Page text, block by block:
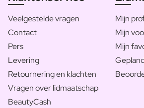
Veelgestelde vragen
Contact
Pers
Levering
Retournering en klachten
Vragen over lidmaatschap
BeautyCash
Mijn
Mijn
Mijn